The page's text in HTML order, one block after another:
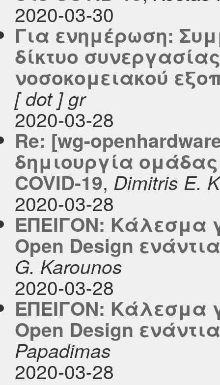
2020-03-30
Για ενημέρωση:
δίκτυο
νοσοκομειακού
[ dot ] gr
2020-03-28
Re: [wg-
δημιουργία ομάδας
COVID-19, Dimitris E.
2020-03-28
ΕΠΕΙΓΟΝ: Κάλεσμα
Open Design
G. Karounos
2020-03-28
ΕΠΕΙΓΟΝ: Κάλεσμα
Open Design
Papadimas
2020-03-28